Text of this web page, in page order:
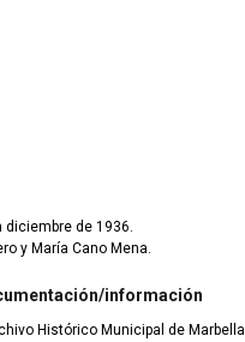
de 1936.
y María Cano Mena.
información
Histórico Municipal de Marbella